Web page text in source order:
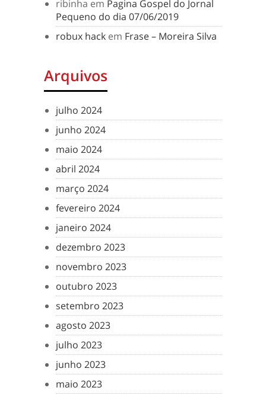
ribinha em Pagina Gospel do Jornal
Pequeno do dia 07/06/2019
robux hack em Frase – Moreira Silva
Arquivos
julho 2024
junho 2024
maio 2024
abril 2024
março 2024
fevereiro 2024
janeiro 2024
dezembro 2023
novembro 2023
outubro 2023
setembro 2023
agosto 2023
julho 2023
junho 2023
maio 2023